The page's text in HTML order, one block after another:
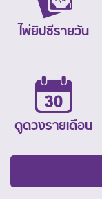
ไพ่ยิปซีรายวัน
ดูดวงรายเดือน